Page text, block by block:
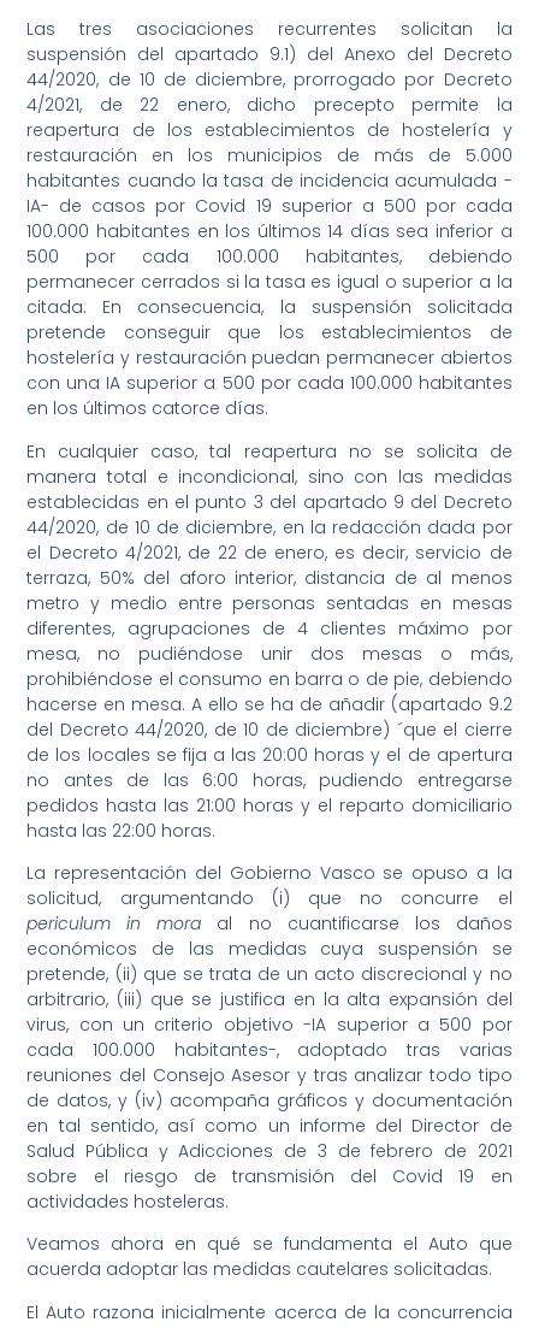
Las tres asociaciones recurrentes solicitan la
suspensión del apartado 9.1) del Anexo del Decreto
44/2020, de 10 de diciembre, prorrogado por Decreto
4/2021, de 22 enero, dicho precepto permite la
reapertura de los establecimientos de hostelería y
restauración en los municipios de más de 5.000
habitantes cuando la tasa de incidencia acumulada -
IA- de casos por Covid 19 superior a 500 por cada
100.000 habitantes en los últimos 14 días sea inferior a
500 por cada 100.000 habitantes, debiendo
permanecer cerrados si la tasa es igual o superior a la
citada. En consecuencia, la suspensión solicitada
pretende conseguir que los establecimientos de
hostelería y restauración puedan permanecer abiertos
con una IA superior a 500 por cada 100.000 habitantes
en los últimos catorce días.
En cualquier caso, tal reapertura no se solicita de
manera total e incondicional, sino con las medidas
establecidas en el punto 3 del apartado 9 del Decreto
44/2020, de 10 de diciembre, en la redacción dada por
el Decreto 4/2021, de 22 de enero, es decir, servicio de
terraza, 50% del aforo interior, distancia de al menos
metro y medio entre personas sentadas en mesas
diferentes, agrupaciones de 4 clientes máximo por
mesa, no pudiéndose unir dos mesas o más,
prohibiéndose el consumo en barra o de pie, debiendo
hacerse en mesa. A ello se ha de añadir (apartado 9.2
del Decreto 44/2020, de 10 de diciembre) ´que el cierre
de los locales se fija a las 20:00 horas y el de apertura
no antes de las 6:00 horas, pudiendo entregarse
pedidos hasta las 21:00 horas y el reparto domiciliario
hasta las 22:00 horas.
La representación del Gobierno Vasco se opuso a la
solicitud, argumentando (i) que no concurre el
periculum in mora al no cuantificarse los daños
económicos de las medidas cuya suspensión se
pretende, (ii) que se trata de un acto discrecional y no
arbitrario, (iii) que se justifica en la alta expansión del
virus, con un criterio objetivo -IA superior a 500 por
cada 100.000 habitantes-, adoptado tras varias
reuniones del Consejo Asesor y tras analizar todo tipo
de datos, y (iv) acompaña gráficos y documentación
en tal sentido, así como un informe del Director de
Salud Pública y Adicciones de 3 de febrero de 2021
sobre el riesgo de transmisión del Covid 19 en
actividades hosteleras.
Veamos ahora en qué se fundamenta el Auto que
acuerda adoptar las medidas cautelares solicitadas.
El Auto razona inicialmente acerca de la concurrencia